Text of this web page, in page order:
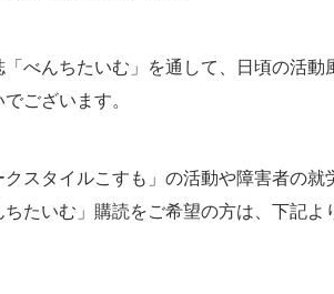
べんちたいむ」を通して、日頃の活
ございます。
スタイルこすも」の活動や障害者の
たいむ」購読をご希望の方は、下記よ